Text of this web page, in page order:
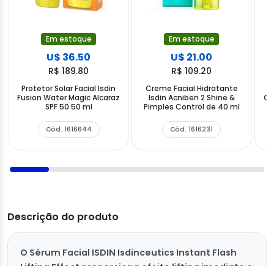
Em estoque
U$ 36.50
R$ 189.80
Protetor Solar Facial Isdin
Fusion Water Magic Alcaraz
SPF 50 50 ml
Cód. 1616644
Em estoque
U$ 21.00
R$ 109.20
Creme Facial Hidratante
Isdin Acniben 2 Shine &
Pimples Control de 40 ml
Cód. 1616231
Descrição do produto
O Sérum Facial ISDIN Isdinceutics Instant Flash